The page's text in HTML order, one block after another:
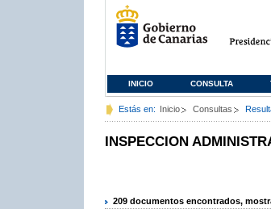
INICIO CONSULTA
Estás en: Inicio Consultas
INSPECCION
209 documentos encontrados,